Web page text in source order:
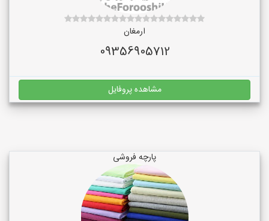
ارمغان
09356905712
مشاهده پروفایل
پارچه فروشی